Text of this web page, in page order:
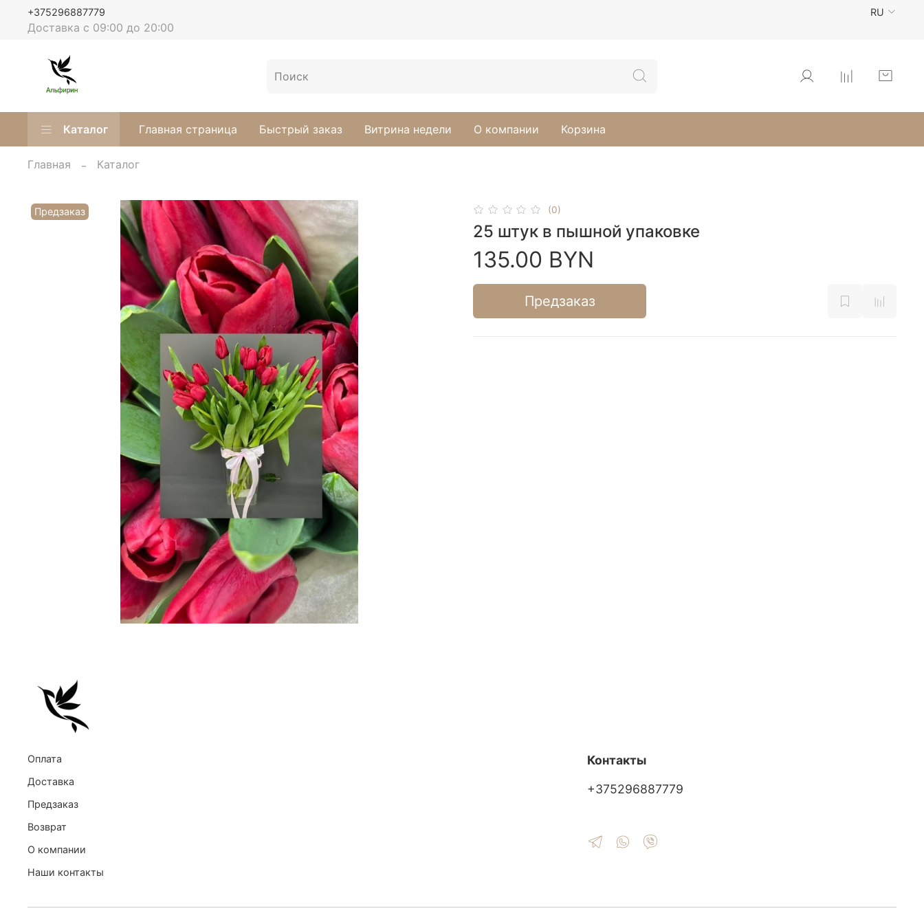
Доставка с 09:00 до 20:00
+375296887779 RU
Каталог Главная страница Быстрый заказ Витрина недели О компании Корзина
Главная Каталог
Предзаказ (0)
25 штук в пышной упаковке
135.00 BYN
Предзаказ
Оплата
Доставка
Предзаказ
Возврат
О компании
Наши контакты
Контакты
+375296887779